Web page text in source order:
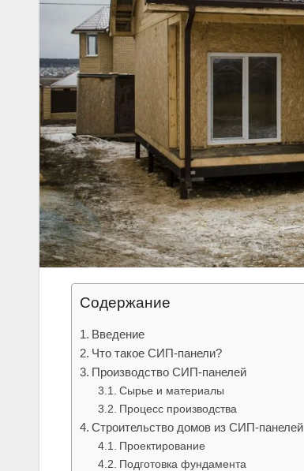
Содержание
Введение
Что такое СИП-панели?
Производство СИП-панелей
Сырье и материалы
Процесс производства
Строительство домов из СИП-панелей
Проектирование
Подготовка фундамента